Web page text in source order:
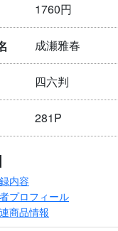
1760円
成瀬雅春
四六判
281P
内容
プロフィール
商品情報